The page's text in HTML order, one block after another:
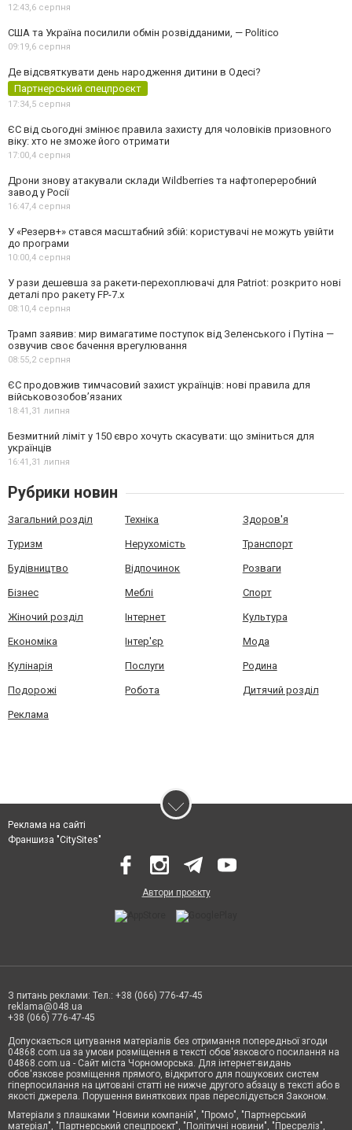
12:43,6 серпня
США та Україна посилили обмін розвідданими, — Politico
09:19,6 серпня
Де відсвяткувати день народження дитини в Одесі?
Партнерський спецпроєкт
17:34,5 серпня
ЄС від сьогодні змінює правила захисту для чоловіків призовного
віку: хто не зможе його отримати
17:00,4 серпня
Дрони знову атакували склади Wildberries та нафтопереробний
завод у Росії
16:47,4 серпня
У «Резерв+» стався масштабний збій: користувачі не можуть увійти
до програми
10:00,4 серпня
У рази дешевша за ракети-перехоплювачі для Patriot: розкрито нові
деталі про ракету FP-7.x
08:10,4 серпня
Трамп заявив: мир вимагатиме поступок від Зеленського і Путіна —
озвучив своє бачення врегулювання
08:55,2 серпня
ЄС продовжив тимчасовий захист українців: нові правила для
військовозобов’язаних
18:41,31 липня
Безмитний ліміт у 150 євро хочуть скасувати: що зміниться для
українців
16:41,31 липня
Рубрики новин
Загальний розділ Техніка Здоров'я
Туризм Нерухомість Транспорт
Будівництво Відпочинок Розваги
Бізнес Меблі Спорт
Жіночий розділ Інтернет Культура
Економіка Інтер'єр Мода
Кулінарія Послуги Родина
Подорожі Робота Дитячий розділ
Реклама
Реклама на сайті
Франшиза "CitySites"
Автори проєкту
З питань реклами: Тел.: +38 (066) 776-47-45
reklama@048.ua
+38 (066) 776-47-45
Допускається цитування матеріалів без отримання попередньої згоди
04868.com.ua за умови розміщення в тексті обов'язкового посилання на
04868.com.ua - Сайт міста Чорноморська. Для інтернет-видань
обов'язкове розміщення прямого, відкритого для пошукових систем
гіперпосилання на цитовані статті не нижче другого абзацу в тексті або в
якості джерела. Порушення виняткових прав переслідується Законом.
Матеріали з плашками "Новини компаній", "Промо", "Партнерський
матеріал", "Партнерський спецпроєкт", "Політичні новини", "Пресреліз",